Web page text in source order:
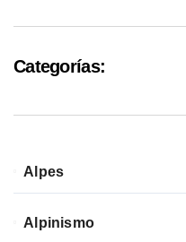
Categorías:
Alpes
Alpinismo